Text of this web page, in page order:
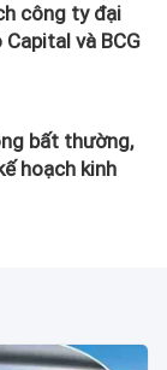
công ty đại
và BCG
bất thường,
hoạch kinh